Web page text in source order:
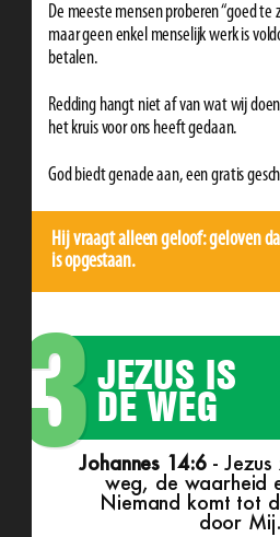
De meeste mensen proberen “goed te
maar geen enkel menselijk werk is
betalen.
Redding hangt niet af van wat wij
het kruis voor ons heeft gedaan.
God biedt genade aan, een gratis
Hij vraagt alleen geloof: geloven
is opgestaan.
3JEZUS IS
DE WEG
Johannes 14:6 -
weg, de waarheid
Niemand komt tot
door